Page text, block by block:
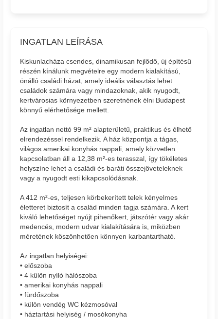
INGATLAN LEÍRÁSA
Kiskunlacháza csendes, dinamikusan fejlődő, új építésű
részén kínálunk megvételre egy modern kialakítású,
önálló családi házat, amely ideális választás lehet
családok számára vagy mindazoknak, akik nyugodt,
kertvárosias környezetben szeretnének élni Budapest
könnyű elérhetősége mellett.
Az ingatlan nettó 99 m² alapterületű, praktikus és élhető
elrendezéssel rendelkezik. A ház központja a tágas,
világos amerikai konyhás nappali, amely közvetlen
kapcsolatban áll a 12,38 m²-es terasszal, így tökéletes
helyszíne lehet a családi és baráti összejöveteleknek
vagy a nyugodt esti kikapcsolódásnak.
A 412 m²-es, teljesen körbekerített telek kényelmes
életteret biztosít a család minden tagja számára. A kert
kiváló lehetőséget nyújt pihenőkert, játszótér vagy akár
medencés, modern udvar kialakítására is, miközben
méretének köszönhetően könnyen karbantartható.
Az ingatlan helyiségei:
• előszoba
• 4 külön nyíló hálószoba
• amerikai konyhás nappali
• fürdőszoba
• külön vendég WC kézmosóval
• háztartási helyiség / mosókonyha